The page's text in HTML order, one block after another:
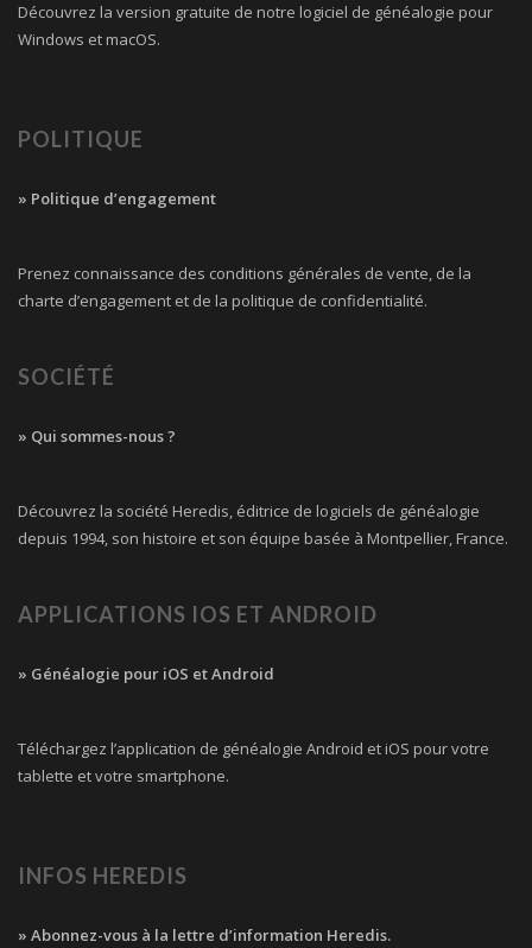
Découvrez la version gratuite de notre logiciel de généalogie pour
Windows et macOS.
POLITIQUE
» Politique d’engagement
Prenez connaissance des conditions générales de vente, de la
charte d’engagement et de la politique de confidentialité.
SOCIÉTÉ
» Qui sommes-nous ?
Découvrez la société Heredis, éditrice de logiciels de généalogie
depuis 1994, son histoire et son équipe basée à Montpellier, France.
APPLICATIONS IOS ET ANDROID
» Généalogie pour iOS et Android
Téléchargez l’application de généalogie Android et iOS pour votre
tablette et votre smartphone.
INFOS HEREDIS
» Abonnez-vous à la lettre d’information Heredis.